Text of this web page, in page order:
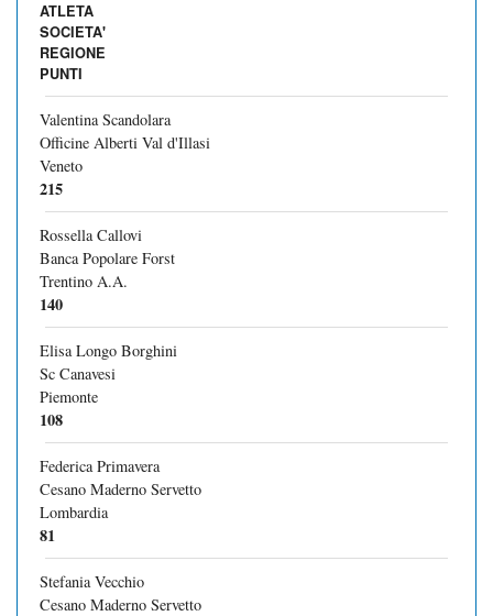
ATLETA
SOCIETA'
REGIONE
PUNTI
Valentina Scandolara
Officine Alberti Val d'Illasi
Veneto
215
Rossella Callovi
Banca Popolare Forst
Trentino A.A.
140
Elisa Longo Borghini
Sc Canavesi
Piemonte
108
Federica Primavera
Cesano Maderno Servetto
Lombardia
81
Stefania Vecchio
Cesano Maderno Servetto